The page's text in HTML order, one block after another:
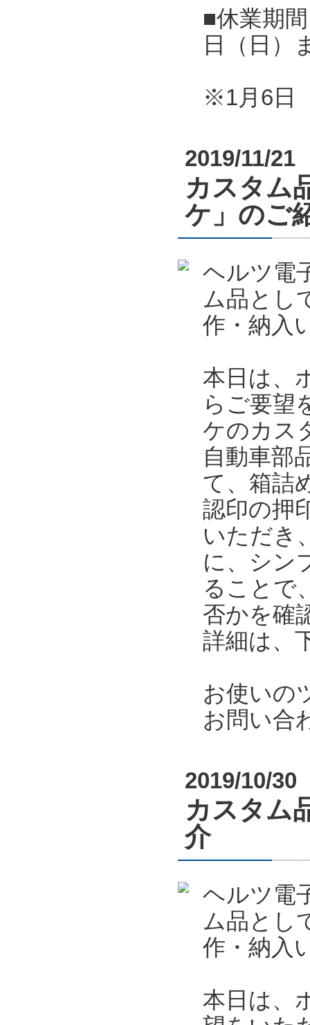
■休業期
日（日）
※1月6日
2019/11/21
カスタム
ケ」のご
ヘルツ電
ム品とし
作・納入
本日は、
らご要望
ケのカス
自動車部
て、箱詰
認印の押
いただき
に、シン
ることで
否かを確
詳細は、
お使いの
お問い合
2019/10/30
カスタム
介
ヘルツ電
ム品とし
作・納入
本日は、